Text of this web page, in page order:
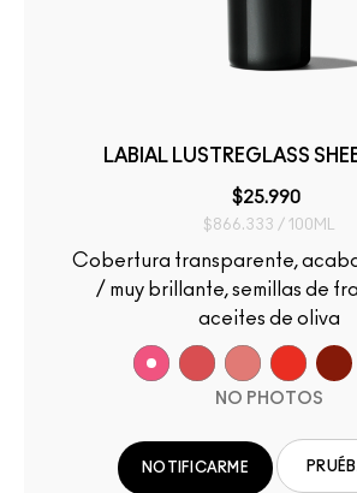
LABIAL LUSTREGLASS
$25.990
$866.333 / 100ML
Cobertura transparente, acabado brillante
/ muy brillante, semillas de
aceites de oliva
NO PHOTOS
NOTIFICARME